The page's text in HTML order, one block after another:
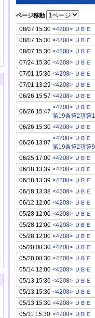
ページ移動
08/07 15:30 <4208> ＵＢＥ
08/07 15:30 <4208> ＵＢＥ
08/07 15:30 <4208> ＵＢＥ
07/24 15:30 <4208> ＵＢＥ
07/01 15:30 <4208> ＵＢＥ
07/01 13:29 <4208> ＵＢＥ
06/26 15:57 <4208> ＵＢＥ
06/26 15:47
<4208> ＵＢＥ
第19条第2項第
06/26 15:30 <4208> ＵＢＥ
06/26 13:07
<4208> ＵＢＥ
第19条第2項第
06/25 17:00 <4208> ＵＢＥ
06/18 13:39 <4208> ＵＢＥ
06/18 13:39 <4208> ＵＢＥ
06/18 13:38 <4208> ＵＢＥ
06/12 12:00 <4208> ＵＢＥ
05/28 12:00 <4208> ＵＢＥ
05/28 12:00 <4208> ＵＢＥ
05/28 12:00 <4208> ＵＢＥ
05/20 08:30 <4208> ＵＢＥ
05/20 08:30 <4208> ＵＢＥ
05/14 12:00 <4208> ＵＢＥ
05/13 15:30 <4208> ＵＢＥ
05/13 15:30 <4208> ＵＢＥ
05/13 15:30 <4208> ＵＢＥ
05/11 15:30 <4208> ＵＢＥ